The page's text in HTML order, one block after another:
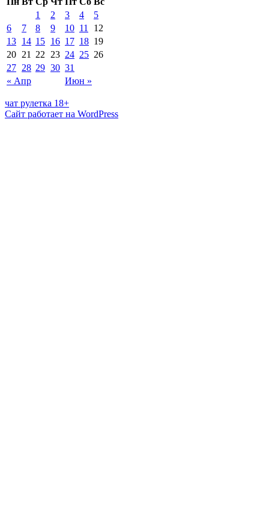
« Апр Июн »
1 2 3 4
5
6
7 8 9 10 11
12
13 14 15 16 17 18 19
20 21 22 23 24 25 26
27 28 29 30 31
чат рулетка 18+
Сайт работает на WordPress